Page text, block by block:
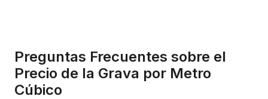
Preguntas Frecuentes sobre el
Precio de la Grava por Metro
Cúbico